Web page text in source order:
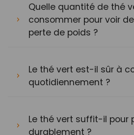
Quelle quantité de thé
consommer pour voir
perte de poids ?
Le thé vert est-il sûr à
quotidiennement ?
Le thé vert suffit-il pour
durablement ?